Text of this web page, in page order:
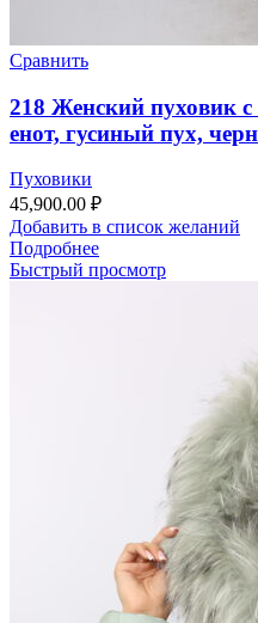
Сравнить
218 Женский пуховик
енот, гусиный пух,
Пуховики
45,900.00 ₽
Добавить в список желаний
Подробнее
Быстрый просмотр